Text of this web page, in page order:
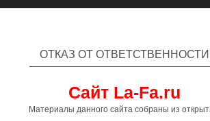
ОТКАЗ ОТ ОТВЕТСТВЕННОСТИ
Сайт La-Fa.ru
Материалы данного сайта собраны из